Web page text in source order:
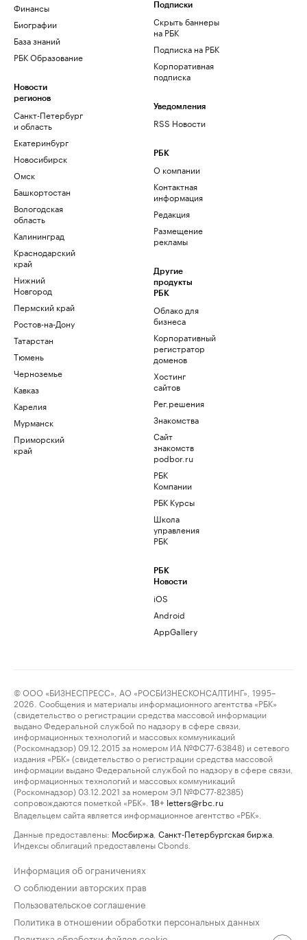
Финансы
Биографии
База знаний
РБК Образование
Новости
регионов
Санкт-Петербург
и область
Екатеринбург
Новосибирск
Омск
Башкортостан
Вологодская
область
Калининград
Краснодарский
край
Нижний
Новгород
Пермский край
Ростов-на-Дону
Татарстан
Тюмень
Черноземье
Кавказ
Карелия
Мурманск
Приморский
край
Подписки
Скрыть баннеры
на РБК
Подписка на РБК
Корпоративная
подписка
Уведомления
RSS Новости
РБК
О компании
Контактная
информация
Редакция
Размещение
рекламы
Другие
продукты
РБК
Облако для
бизнеса
Корпоративный
регистратор
доменов
Хостинг
сайтов
Рег.решения
Знакомства
Сайт
знакомств
podbor.ru
РБК
Компании
РБК Курсы
Школа
управления
РБК
РБК
Новости
iOS
Android
AppGallery
© ООО «БИЗНЕСПРЕСС», АО «РОСБИЗНЕСКОНСАЛТИНГ», 1995–
2026. Сообщения и материалы информационного агентства «РБК»
(свидетельство о регистрации средства массовой информации
выдано Федеральной службой по надзору в сфере связи,
информационных технологий и массовых коммуникаций
(Роскомнадзор) 09.12.2015 за номером ИА №ФС77-63848) и сетевого
издания «РБК» (свидетельство о регистрации средства массовой
информации выдано Федеральной службой по надзору в сфере связи,
информационных технологий и массовых коммуникаций
(Роскомнадзор) 03.12.2021 за номером ЭЛ №ФС77-82385)
сопровождаются пометкой «РБК».
18+ letters@rbc.ru
Владельцем сайта является информационное агентство «РБК».
Данные предоставлены: Мосбиржа Санкт-Петербургская биржа
Индексы облигаций предоставлены Cbonds.
Информация об ограничениях
О соблюдении авторских прав
Пользовательское соглашение
Политика в отношении обработки персональных данных